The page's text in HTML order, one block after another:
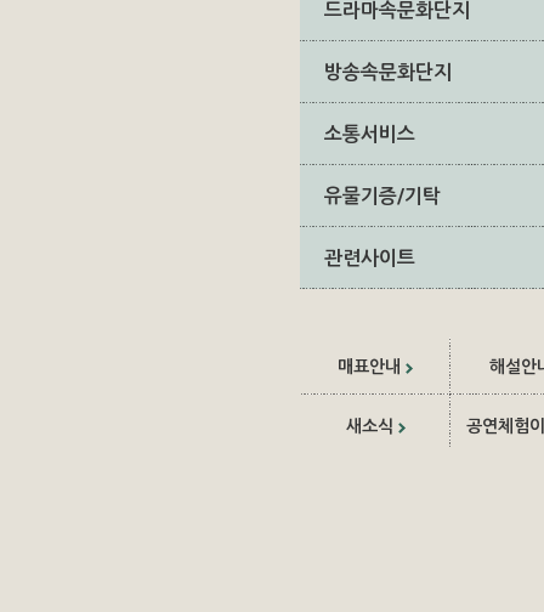
드라마속문화단지
방송속문화단지
소통서비스
유물기증/기탁
관련사이트
매표안내 해설안
새소식 공연체험